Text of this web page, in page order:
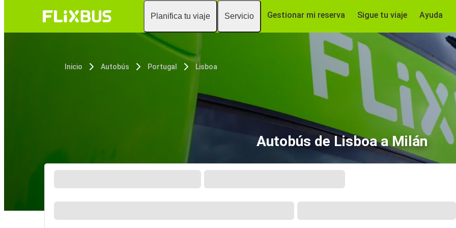
Planifica tu viaje Servicio Gestionar mi reserva Sigue tu viaje Ayuda
Inicio Autobús Portugal Lisboa
Autobús de Lisboa a Milán